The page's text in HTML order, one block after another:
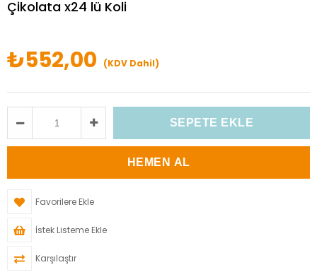
Çikolata x24 lü Koli
₺552,00 (KDV Dahil)
Favorilere Ekle
İstek Listeme Ekle
Karşılaştır